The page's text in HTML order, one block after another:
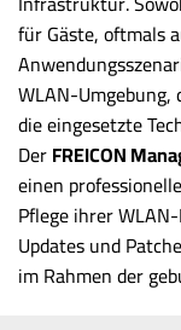
für Gäste, oftmals
WLAN-Umgebung,
die eingesetzte
DerFREICON
einen
Pflege ihrer
Updates und
im Rahmen der